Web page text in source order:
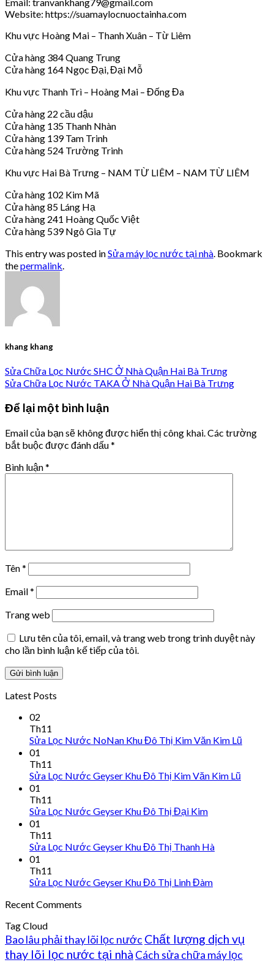
Website: https://suamaylocnuoctainha.com
Khu vực Hoàng Mai – Thanh Xuân – Từ Liêm
Cửa hàng 384 Quang Trung
Cửa hàng 164 Ngọc Đại, Đại Mỗ
Khu vực Thanh Trì – Hoàng Mai – Đống Đa
Cửa hàng 22 cầu dậu
Cửa hàng 135 Thanh Nhàn
Cửa hàng 139 Tam Trinh
Cửa hàng 524 Trường Trinh
Khu vực Hai Bà Trưng – NAM TỪ LIÊM – NAM TỪ LIÊM
Cửa hàng 102 Kim Mã
Cửa hàng 85 Láng Hạ
Cửa hàng 241 Hoàng Quốc Việt
Cửa hàng 539 Ngô Gia Tự
This entry was posted inSửa máy lọc nước tại nhà . Bookmark
thepermalink
khang khang
Sửa Chữa Lọc Nước SHC Ở Nhà Quận Hai Bà Trưng
Sửa Chữa Lọc Nước TAKA Ở Nhà Quận Hai Bà Trưng
Để lại một bình luận
Email của bạn sẽ không được hiển thị công khai. Các trường
bắt buộc được đánh dấu*
Bình luận*
Tên*
Email*
Trang web
Lưu tên của tôi, email, và trang web trong trình duyệt này
cho lần bình luận kế tiếp của tôi.
Latest Posts
02
Th11
Sửa Lọc Nước NoNan Khu Đô Thị Kim Văn Kim Lũ
01
Th11
Sửa Lọc Nước Geyser Khu Đô Thị Kim Văn Kim Lũ
01
Th11
Sửa Lọc Nước Geyser Khu Đô Thị Đại Kim
01
Th11
Sửa Lọc Nước Geyser Khu Đô Thị Thanh Hà
01
Th11
Sửa Lọc Nước Geyser Khu Đô Thị Linh Đàm
Recent Comments
Tag Cloud
Bao lâu phải thay lõi lọc nước Chất lượng dịch vụ
thay lõi lọc nước tại nhà Cách sửa chữa máy lọc